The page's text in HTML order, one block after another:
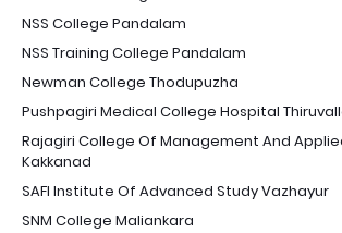
NSS College Pandalam
NSS Training College Pandalam
Newman College Thodupuzha
Pushpagiri Medical College Hospital
Rajagiri College Of Management And
Kakkanad
SAFI Institute Of Advanced Study Vazhayur
SNM College Maliankara